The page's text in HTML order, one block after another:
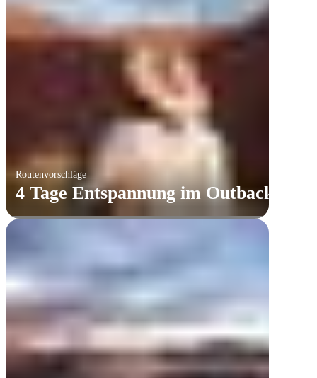
Routenvorschläge
4 Tage Entspannung im Outback